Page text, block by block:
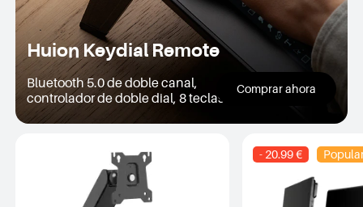
Huion Keydial Remote
Bluetooth 5.0 de doble canal,
controlador de doble dial, 8 teclas
programables
Comprar ahora
- 20.99 €